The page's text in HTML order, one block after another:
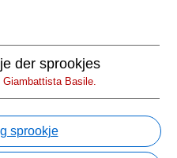
der sprookjes
Basile.
sprookje